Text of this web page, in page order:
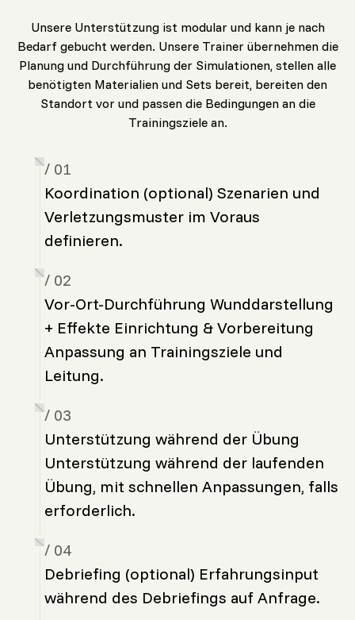
Unsere Unterstützung ist modular und kann je nach
Bedarf gebucht werden. Unsere Trainer übernehmen die
Planung und Durchführung der Simulationen, stellen alle
benötigten Materialien und Sets bereit, bereiten den
Standort vor und passen die Bedingungen an die
Trainingsziele an.
/ 01
Koordination (optional) Szenarien und
Verletzungsmuster im Voraus
definieren.
/ 02
Vor-Ort-Durchführung Wunddarstellung
+ Effekte Einrichtung & Vorbereitung
Anpassung an Trainingsziele und
Leitung.
/ 03
Unterstützung während der Übung
Unterstützung während der laufenden
Übung, mit schnellen Anpassungen, falls
erforderlich.
/ 04
Debriefing (optional) Erfahrungsinput
während des Debriefings auf Anfrage.